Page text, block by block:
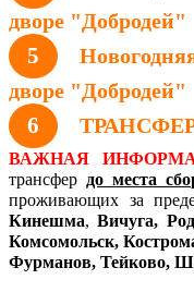
дворе "Добродей"
5
дворе "Добродей"
6
ВАЖНАЯ
трансфер до места
проживающих за
Кинешма,Вичуга,
Комсомольск,
Фурманов, Тейково,